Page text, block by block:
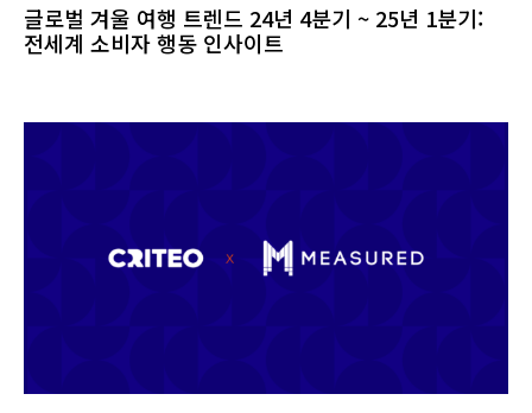
글로벌 겨울 여행 트렌드 24년 4분기 ~ 25년 1분기:
전세계 소비자 행동 인사이트